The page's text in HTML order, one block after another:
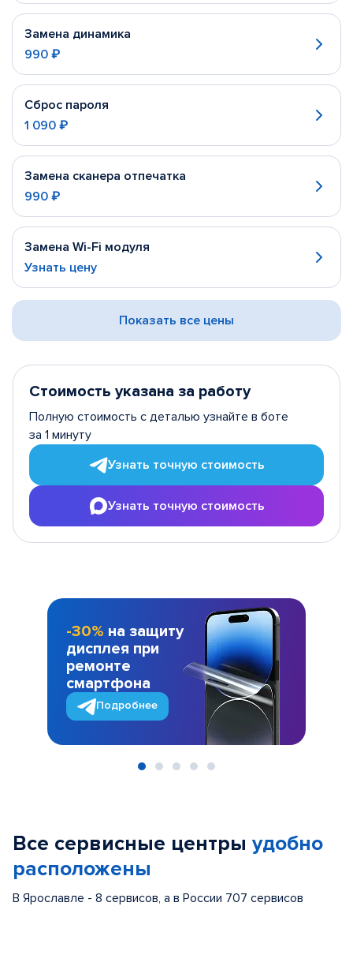
Замена динамика
990 ₽
Сброс пароля
1 090 ₽
Замена сканера отпечатка
990 ₽
Замена Wi-Fi модуля
Узнать цену
Показать все цены
Стоимость указана за работу
Полную стоимость с деталью узнайте в боте
за 1 минуту
Узнать точную стоимость
Узнать точную стоимость
-30% на защиту
дисплея при
ремонте
смартфона
Подробнее
Все сервисные центры удобно
расположены
В Ярославле - 8 сервисов, а в России 707 сервисов